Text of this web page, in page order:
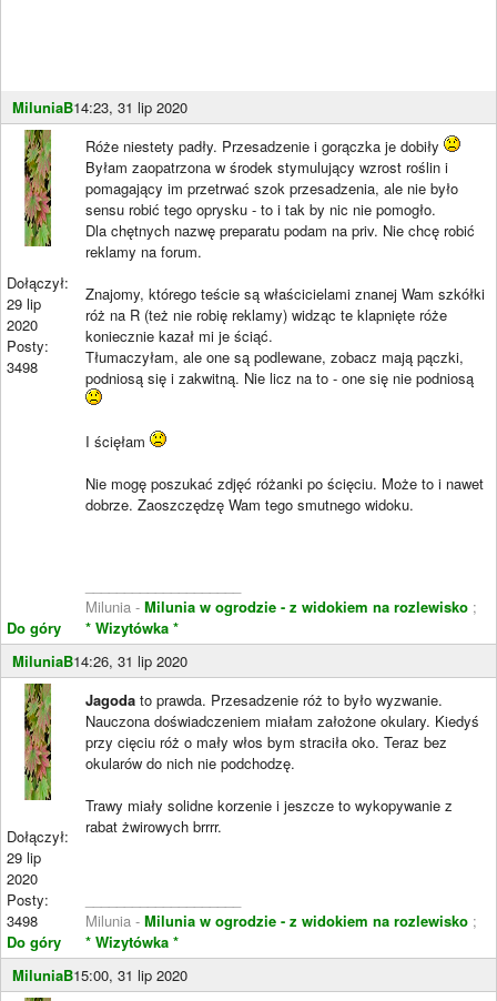
MiluniaB14:23, 31 lip 2020
Dołączył:
29 lip
2020
Posty:
3498
Do góry
Róże niestety padły. Przesadzenie i gorączka je dobiły
Byłam zaopatrzona w środek stymulujący wzrost roślin i
pomagający im przetrwać szok przesadzenia, ale nie było
sensu robić tego oprysku - to i tak by nic nie pomogło.
Dla chętnych nazwę preparatu podam na priv. Nie chcę robić
reklamy na forum.
Znajomy, którego teście są właścicielami znanej Wam szkółki
róż na R (też nie robię reklamy) widząc te klapnięte róże
koniecznie kazał mi je ściąć.
Tłumaczyłam, ale one są podlewane, zobacz mają pączki,
podniosą się i zakwitną. Nie licz na to - one się nie podniosą
I ścięłam
Nie mogę poszukać zdjęć różanki po ścięciu. Może to i nawet
dobrze. Zaoszczędzę Wam tego smutnego widoku.
Milunia - Milunia w ogrodzie - z widokiem na rozlewisko ;
* Wizytówka *
MiluniaB14:26, 31 lip 2020
Dołączył:
29 lip
2020
Posty:
3498
Do góry
Jagoda to prawda. Przesadzenie róż to było wyzwanie.
Nauczona doświadczeniem miałam założone okulary. Kiedyś
przy cięciu róż o mały włos bym straciła oko. Teraz bez
okularów do nich nie podchodzę.
Trawy miały solidne korzenie i jeszcze to wykopywanie z
rabat żwirowych brrrr.
Milunia - Milunia w ogrodzie - z widokiem na rozlewisko ;
* Wizytówka *
MiluniaB15:00, 31 lip 2020